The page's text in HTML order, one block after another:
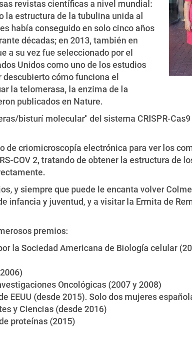
revistas científicas a nivel mundial:
la estructura de la tubulina unida al
había conseguido en solo cinco años
décadas; en 2013, también en
a su vez fue seleccionado por el
Unidos como uno de los estudios
cómo funciona el
la telomerasa, la enzima de la
publicados en Nature.
bisturí molecular" del sistema CRISPR-
de criomicroscopía electrónica para ver los
COV 2, tratando de obtener la estructura de
y siempre que puede le encanta volver
infancia y juventud, y a visitar la Ermita de
premios:
la Sociedad Americana de Biología celular
Oncológicas (2007 y 2008)
EEUU (desde 2015). Solo dos mujeres
y Ciencias (desde 2016)
proteínas (2015)